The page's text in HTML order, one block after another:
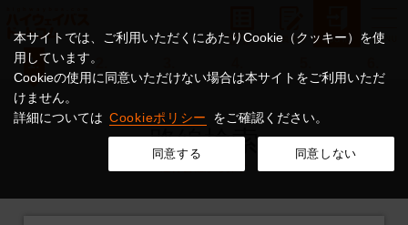
本サイトでは、ご利用いただくにあたりCookie（クッキー）を使
用しています。
Cookieの使用に同意いただけない場合は本サイトをご利用いただ
けません。
詳細については Cookieポリシー をご確認ください。
同意する 同意しない
1.
路線検索
運行会社から探す